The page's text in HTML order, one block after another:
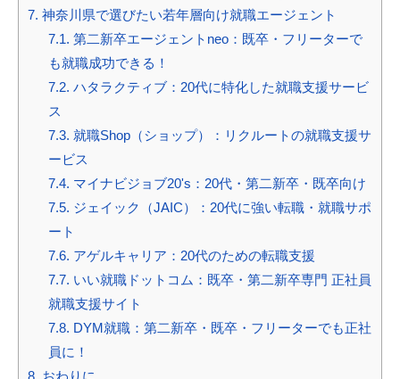
7. 神奈川県で選びたい若年層向け就職エージェント
7.1. 第二新卒エージェントneo：既卒・フリーターで
も就職成功できる！
7.2. ハタラクティブ：20代に特化した就職支援サービ
ス
7.3. 就職Shop（ショップ）：リクルートの就職支援サ
ービス
7.4. マイナビジョブ20's：20代・第二新卒・既卒向け
7.5. ジェイック（JAIC）：20代に強い転職・就職サポ
ート
7.6. アゲルキャリア：20代のための転職支援
7.7. いい就職ドットコム：既卒・第二新卒専門 正社員
就職支援サイト
7.8. DYM就職：第二新卒・既卒・フリーターでも正社
員に！